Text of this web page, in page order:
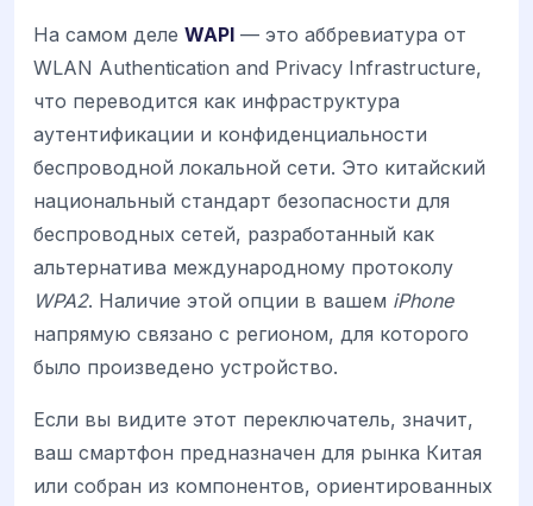
На самом деле WAPI — это аббревиатура от
WLAN Authentication and Privacy Infrastructure,
что переводится как инфраструктура
аутентификации и конфиденциальности
беспроводной локальной сети. Это китайский
национальный стандарт безопасности для
беспроводных сетей, разработанный как
альтернатива международному протоколу
WPA2. Наличие этой опции в вашем iPhone
напрямую связано с регионом, для которого
было произведено устройство.
Если вы видите этот переключатель, значит,
ваш смартфон предназначен для рынка Китая
или собран из компонентов, ориентированных